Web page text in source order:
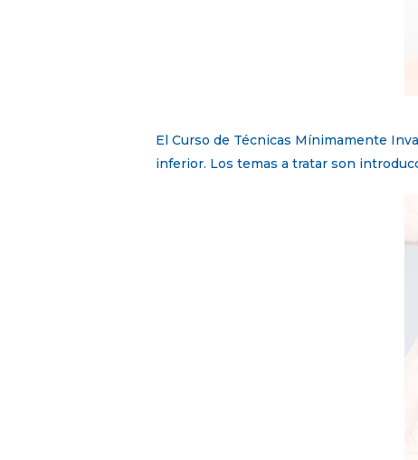
El Curso de Técnicas Mínimamente
inferior. Los temas a tratar son